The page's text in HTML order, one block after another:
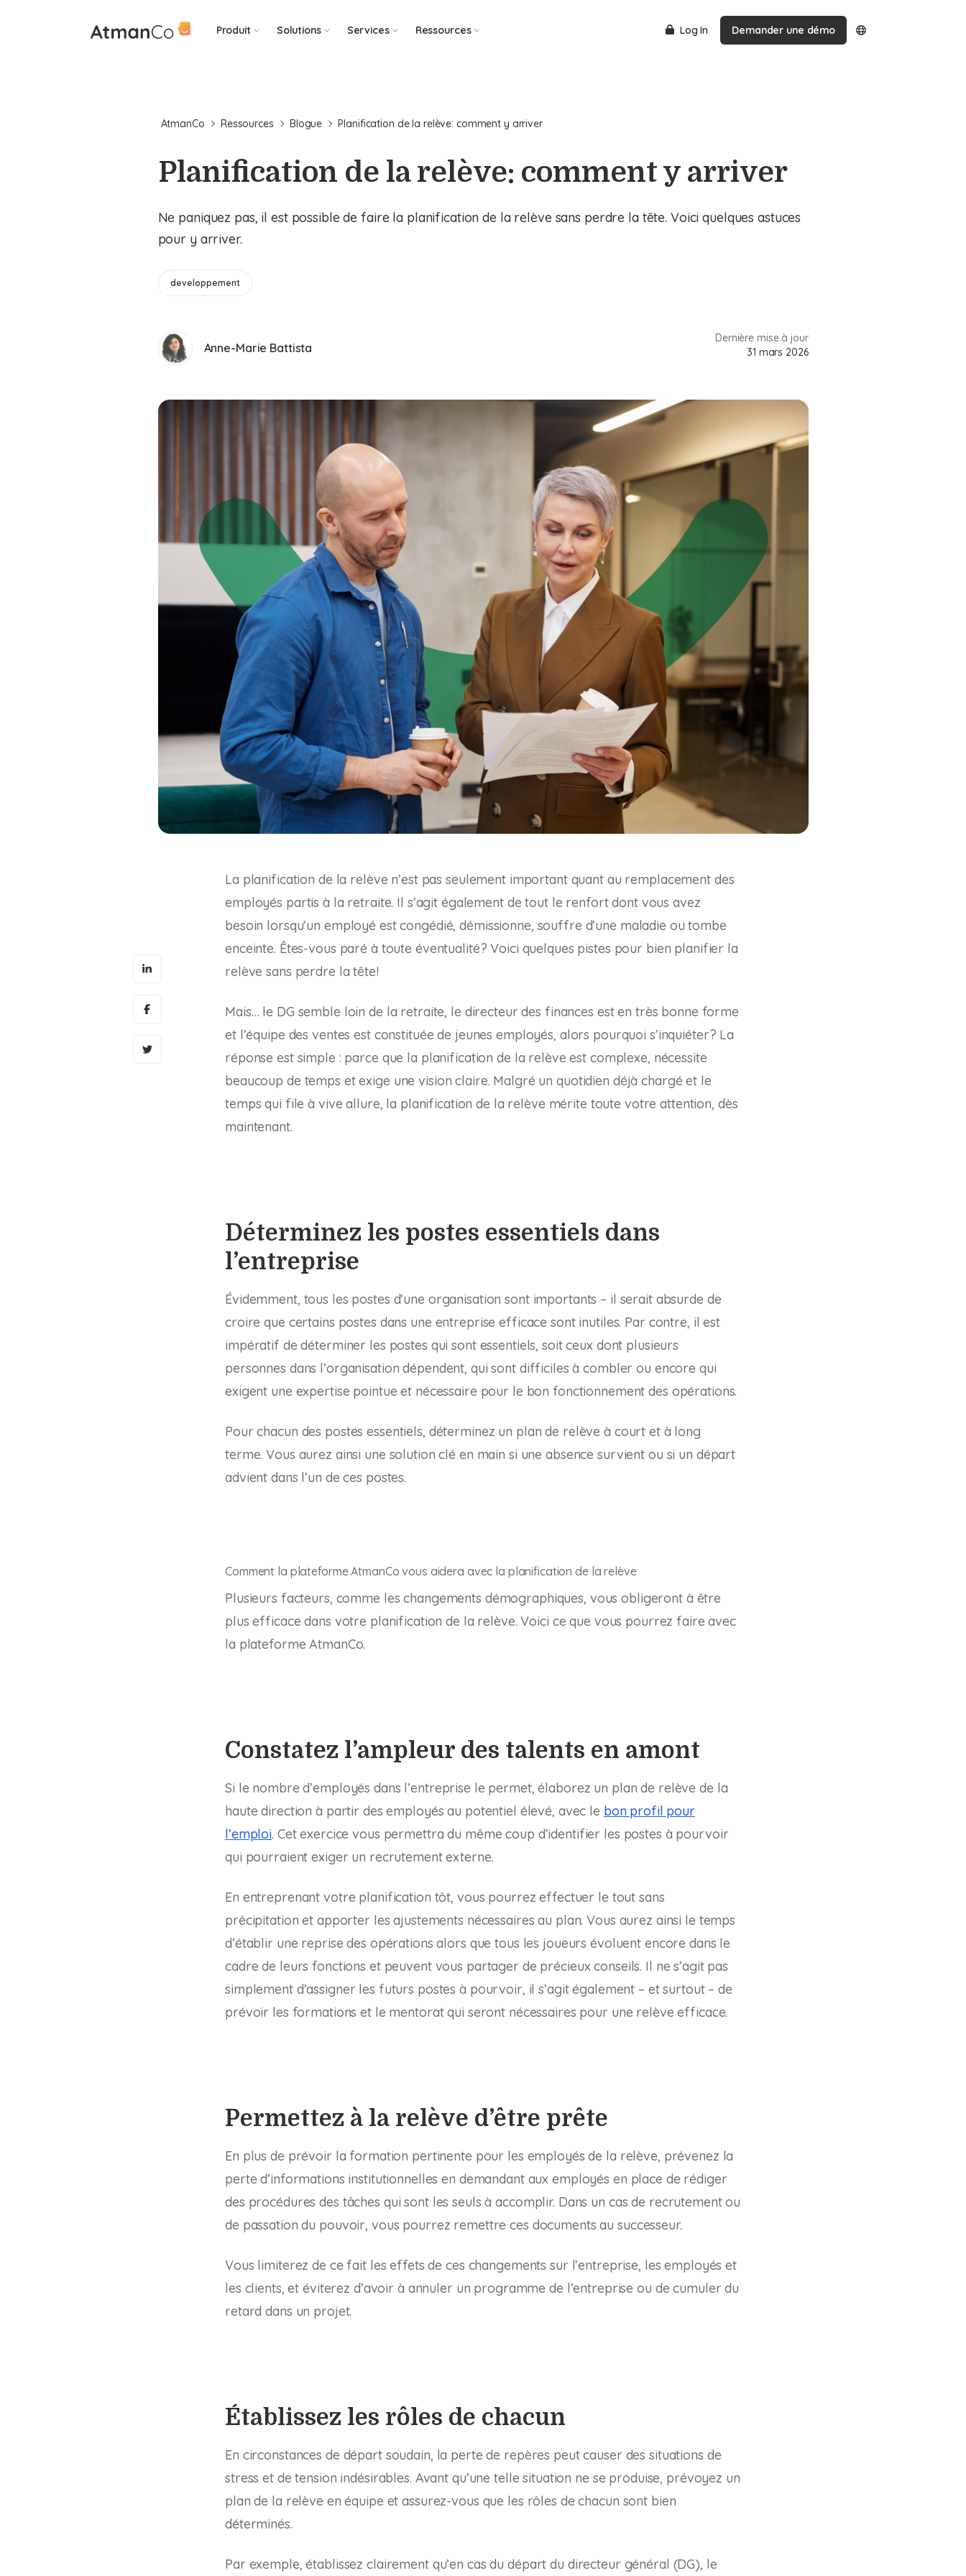
Produit Solutions Services Ressources Log In Demander une démo
AtmanCo Ressources Blogue Planification de la relève: comment y arriver
Planification de la relève: comment y arriver
Ne paniquez pas, il est possible de faire la planification de la relève sans perdre la tête. Voici quelques astuces
pour y arriver.
developpement
Anne-Marie Battista
Dernière mise à jour
31 mars 2026
La planification de la relève n’est pas seulement important quant au remplacement des
employés partis à la retraite. Il s’agit également de tout le renfort dont vous avez
besoin lorsqu’un employé est congédié, démissionne, souffre d’une maladie ou tombe
enceinte. Êtes-vous paré à toute éventualité? Voici quelques pistes pour bien planifier la
relève sans perdre la tête!
Mais… le DG semble loin de la retraite, le directeur des finances est en très bonne forme
et l’équipe des ventes est constituée de jeunes employés, alors pourquoi s’inquiéter? La
réponse est simple : parce que la planification de la relève est complexe, nécessite
beaucoup de temps et exige une vision claire. Malgré un quotidien déjà chargé et le
temps qui file à vive allure, la planification de la relève mérite toute votre attention, dès
maintenant.
Déterminez les postes essentiels dans
l’entreprise
Évidemment, tous les postes d’une organisation sont importants – il serait absurde de
croire que certains postes dans une entreprise efficace sont inutiles. Par contre, il est
impératif de déterminer les postes qui sont essentiels, soit ceux dont plusieurs
personnes dans l’organisation dépendent, qui sont difficiles à combler ou encore qui
exigent une expertise pointue et nécessaire pour le bon fonctionnement des opérations.
Pour chacun des postes essentiels, déterminez un plan de relève à court et à long
terme. Vous aurez ainsi une solution clé en main si une absence survient ou si un départ
advient dans l’un de ces postes.
Comment la plateforme AtmanCo vous aidera avec la planification de la relève
Plusieurs facteurs, comme les changements démographiques, vous obligeront à être
plus efficace dans votre planification de la relève. Voici ce que vous pourrez faire avec
la plateforme AtmanCo.
Constatez l’ampleur des talents en amont
Si le nombre d’employés dans l’entreprise le permet, élaborez un plan de relève de la
haute direction à partir des employés au potentiel élevé, avec le bon profil pour
l’emploi. Cet exercice vous permettra du même coup d’identifier les postes à pourvoir
qui pourraient exiger un recrutement externe.
En entreprenant votre planification tôt, vous pourrez effectuer le tout sans
précipitation et apporter les ajustements nécessaires au plan. Vous aurez ainsi le temps
d’établir une reprise des opérations alors que tous les joueurs évoluent encore dans le
cadre de leurs fonctions et peuvent vous partager de précieux conseils. Il ne s’agit pas
simplement d’assigner les futurs postes à pourvoir, il s’agit également – et surtout – de
prévoir les formations et le mentorat qui seront nécessaires pour une relève efficace.
Permettez à la relève d’être prête
En plus de prévoir la formation pertinente pour les employés de la relève, prévenez la
perte d’informations institutionnelles en demandant aux employés en place de rédiger
des procédures des tâches qui sont les seuls à accomplir. Dans un cas de recrutement ou
de passation du pouvoir, vous pourrez remettre ces documents au successeur.
Vous limiterez de ce fait les effets de ces changements sur l’entreprise, les employés et
les clients, et éviterez d’avoir à annuler un programme de l’entreprise ou de cumuler du
retard dans un projet.
Établissez les rôles de chacun
En circonstances de départ soudain, la perte de repères peut causer des ​situations de
stress et de tension indésirables. Avant qu’une telle situation ne se produise, prévoyez un
plan de la relève en équipe et assurez-vous que les rôles de chacun sont bien
déterminés.
Par exemple, établissez clairement qu’en cas du départ du directeur général (DG), le